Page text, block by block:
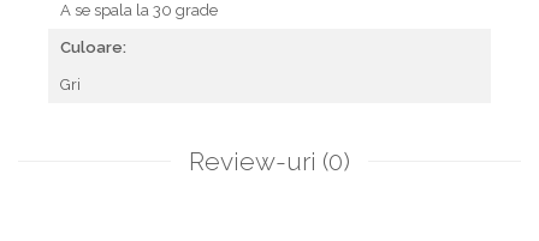
A se spala la 30 grade
Culoare:
Gri
Review-uri (0)